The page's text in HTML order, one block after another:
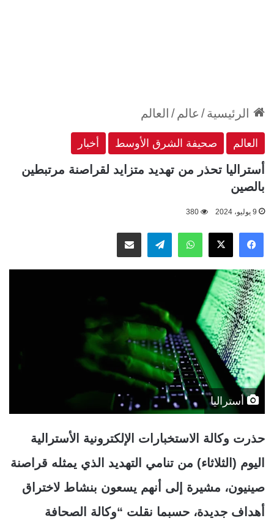
الرئيسية/ عالم / العالم
العالم صحيفة الشرق الأوسط أخبار
أستراليا تحذر من تهديد متزايد لقراصنة مرتبطين
بالصين
9 يوليو، 2024 380
فيسبوك
‫X واتسابتيلقراممشاركة عبر البريد
أستراليا
حذرت وكالة الاستخبارات الإلكترونية الأسترالية
اليوم (الثلاثاء) من تنامي التهديد الذي يمثله قراصنة
صينيون، مشيرة إلى أنهم يسعون بنشاط لاختراق
أهداف جديدة، حسبما نقلت “وكالة الصحافة